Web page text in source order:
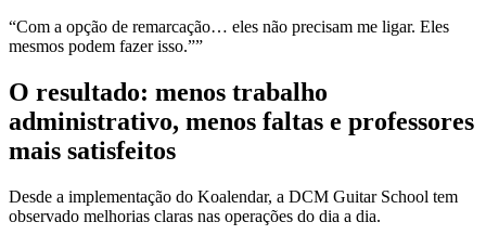
“Com a opção de remarcação… eles não precisam me ligar. Eles
mesmos podem fazer isso.””
O resultado: menos trabalho
administrativo, menos faltas e professores
mais satisfeitos
Desde a implementação do Koalendar, a DCM Guitar School tem
observado melhorias claras nas operações do dia a dia.